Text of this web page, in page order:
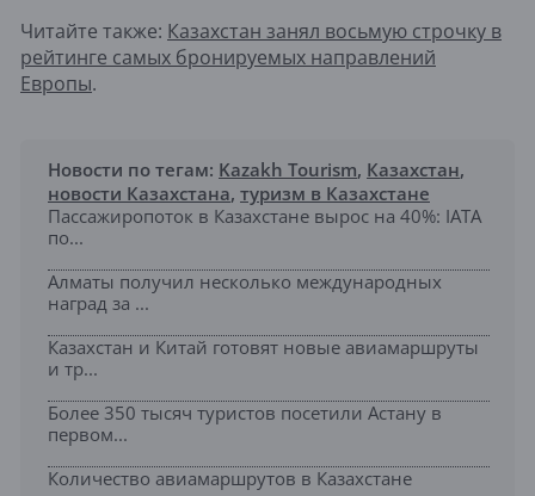
Читайте также: Казахстан занял восьмую строчку в
рейтинге самых бронируемых направлений
Европы.
Новости по тегам: Kazakh Tourism, Казахстан,
новости Казахстана, туризм в Казахстане
Пассажиропоток в Казахстане вырос на 40%: IATA
по...
Алматы получил несколько международных
наград за ...
Казахстан и Китай готовят новые авиамаршруты
и тр...
Более 350 тысяч туристов посетили Астану в
первом...
Количество авиамаршрутов в Казахстане